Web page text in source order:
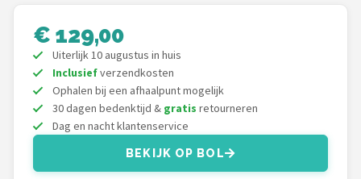
AXA
New Looxs
BBB Cycling
€ 129,00
Uiterlijk 10 augustus in huis
Inclusiefverzendkosten
Ophalen bij een afhaalpunt mogelijk
30 dagen bedenktijd & gratis retourneren
Dag en nacht klantenservice
BEKIJK OP BOL